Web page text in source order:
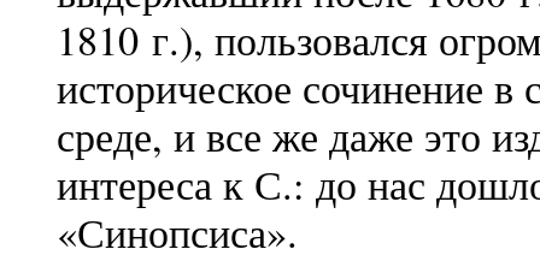
1810 г.), пользовался
историческое сочинение
среде, и все же даже это
интереса к С.: до нас
«Синопсиса».